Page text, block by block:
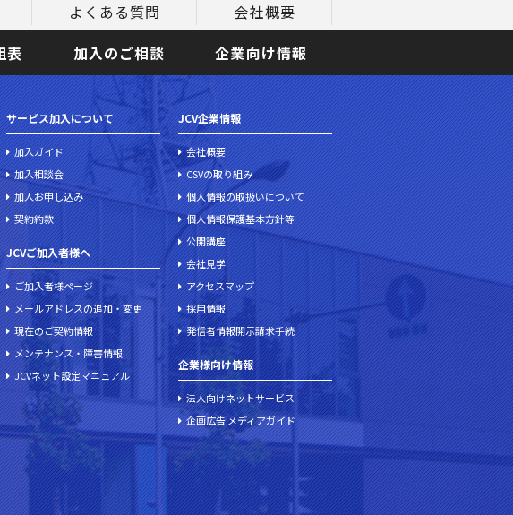
よくある質問
会社概要
表 加入のご相談 企業向け情報
サービス加入について
加入ガイド
加入相談会
加入お申し込み
契約約款
JCVご加入者様へ
ご加入者様ページ
メールアドレスの追加・変更
現在のご契約情報
メンテナンス・障害情報
JCVネット設定マニュアル
JCV企業情報
会社概要
CSVの取り組み
個人情報の取扱いについて
個人情報保護基本方針等
公開講座
会社見学
アクセスマップ
採用情報
発信者情報開示請求手続
企業様向け情報
法人向けネットサービス
企画広告 メディアガイド